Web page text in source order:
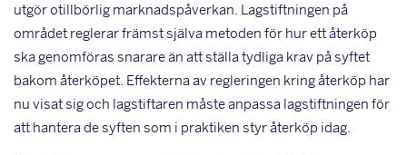
utgör otillbörlig marknadspåverkan. Lag­stiftningen på
området reglerar främst själva metoden för hur ett återköp
ska genomföras snarare än att ställa tydliga krav på syftet
bakom återköpet. Effekterna av regleringen kring återköp har
nu visat sig och lagstiftaren måste anpassa lagstiftningen för
att hantera de syften som i praktiken styr återköp idag.